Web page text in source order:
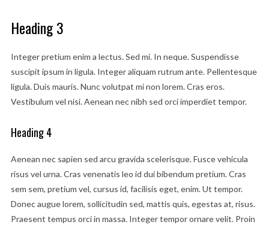
Heading 3
Integer pretium enim a lectus. Sed mi. In neque. Suspendisse
suscipit ipsum in ligula. Integer aliquam rutrum ante. Pellentesque
ligula. Duis mauris. Nunc volutpat mi non lorem. Cras eros.
Vestibulum vel nisi. Aenean nec nibh sed orci imperdiet tempor.
Heading 4
Aenean nec sapien sed arcu gravida scelerisque. Fusce vehicula
risus vel urna. Cras venenatis leo id dui bibendum pretium. Cras
sem sem, pretium vel, cursus id, facilisis eget, enim. Ut tempor.
Donec augue lorem, sollicitudin sed, mattis quis, egestas at, risus.
Praesent tempus orci in massa. Integer tempor ornare velit. Proin